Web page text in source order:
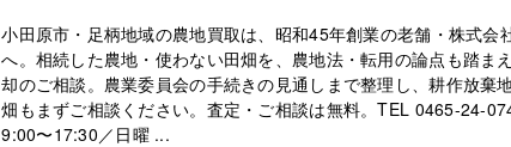
小田原市・足柄地域の農地買取は、昭和45年創業の老舗・株式会
へ。相続した農地・使わない田畑を、農地法・転用の論点も踏ま
却のご相談。農業委員会の手続きの見通しまで整理し、耕作放棄
畑もまずご相談ください。査定・ご相談は無料。TEL 0465-24-
9:00〜17:30／日曜 ...